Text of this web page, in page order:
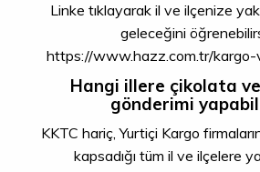
Linke tıklayarak il ve ilçenize
geleceğini
https://www.hazz.com.tr/
Hangi illere çikolata
gönderimi
KKTC hariç, Yurtiçi Kargo
kapsadığı tüm il ve ilçelere